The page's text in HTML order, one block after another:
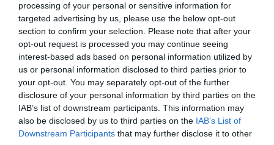
processing of your personal or sensitive information for
targeted advertising by us, please use the below opt-out
section to confirm your selection. Please note that after your
opt-out request is processed you may continue seeing
interest-based ads based on personal information utilized by
us or personal information disclosed to third parties prior to
your opt-out. You may separately opt-out of the further
disclosure of your personal information by third parties on the
IAB’s list of downstream participants. This information may
also be disclosed by us to third parties on the IAB’s List of
Downstream Participants that may further disclose it to other
Εντυπωσιακή πρεμιέρα για τη
Μαρία Σάκκαρη στο Τορόντο –